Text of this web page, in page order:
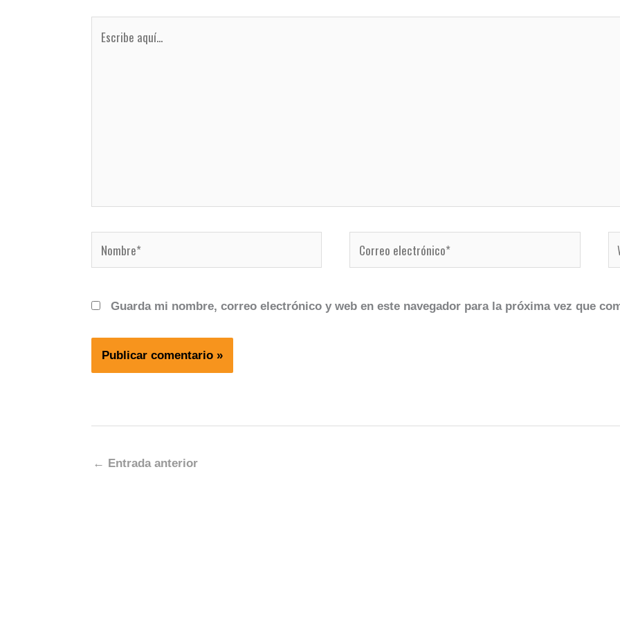
Guarda mi nombre, correo electrónico y web en este navegador para la próxima vez que
← Entrada anterior